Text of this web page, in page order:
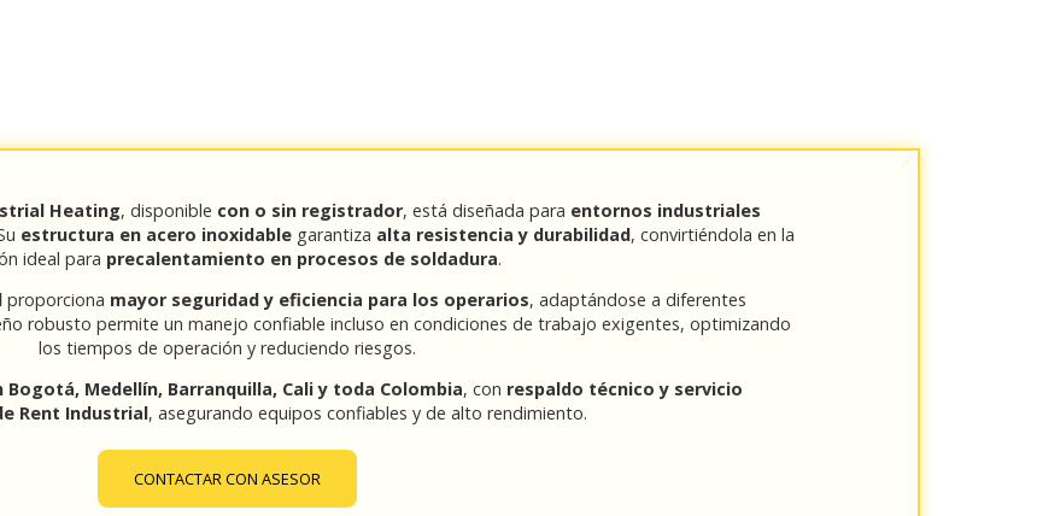
Heating, disponible con o sin registrador, está diseñada para entornos industriales
estructura en acero inoxidablegarantiza alta resistencia y durabilidad, convirtiéndola en la
ideal para precalentamiento en procesos de soldadura.
proporciona mayor seguridad y eficiencia para los operarios, adaptándose a diferentes
robusto permite un manejo confiable incluso en condiciones de trabajo exigentes, optimizando
los tiempos de operación y reduciendo riesgos.
Bogotá, Medellín, Barranquilla, Cali y toda Colombia, con respaldo técnico y servicio
Rent Industrial, asegurando equipos confiables y de alto rendimiento.
CONTACTAR CON ASESOR